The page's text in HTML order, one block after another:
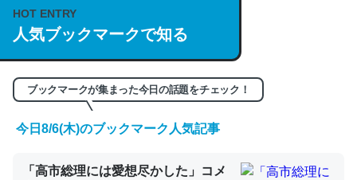
https://isobe324649.hatenablog.com/entry/2023/03/27
/064121
くらい。小説でいう「ずっと前の伏線」は回収されないけ
HOT ENTRY
人気ブックマークで知る
ブックマークが集まった今日の話題をチェック！
今日8/6(木)のブックマーク人気記事
「高市総理には愛想尽かした」コメ